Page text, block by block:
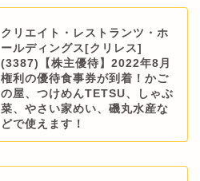
クリエイト・レストランツ・ホ
ールディングス[クリレス]
(3387)【株主優待】2022年8月
権利の優待食事券が到着！かご
の屋、つけめんTETSU、しゃぶ
菜、やさい家めい、磯丸水産な
どで使えます！